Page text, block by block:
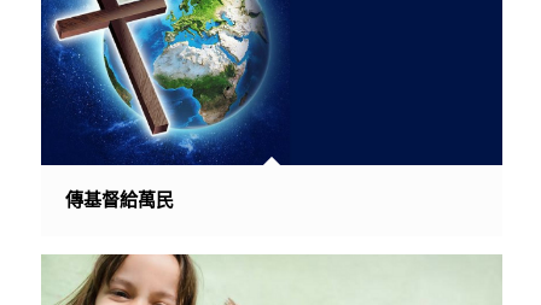
傳基督給萬民